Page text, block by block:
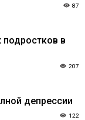
87
подростков в
207
депрессии
122